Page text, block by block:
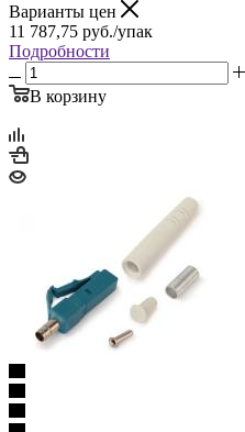
Варианты цен
11 787,75 руб./упак
Подробности
В корзину